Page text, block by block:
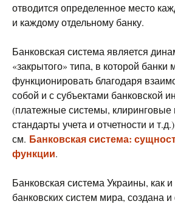
отводится определенное место
и каждому отдельному банку.
Банковская система является
«закрытого» типа, в которой банки
функционировать благодаря
собой и с субъектами банковской
(платежные системы,
стандарты учета и отчетности и
см. Банковская система:
функции.
Банковская система Украины, как
банковских систем мира, создана